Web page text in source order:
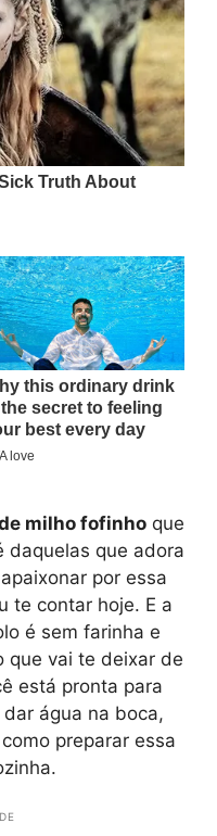
milho fofinho que
daquelas que adora
por essa
te contar hoje. E a
é sem farinha e
que vai te deixar de
está pronta para
água na boca,
preparar essa